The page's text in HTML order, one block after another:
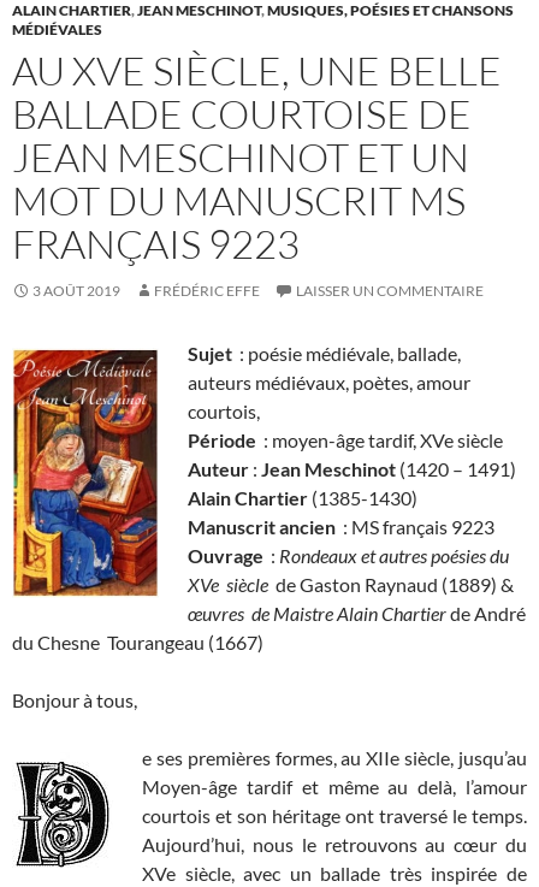
ALAIN CHARTIER,JEAN MESCHINOT,MUSIQUES, POÉSIES ET CHANSONS
MÉDIÉVALES
AU XVE SIÈCLE, UNE BELLE
BALLADE COURTOISE DE
JEAN MESCHINOT ET UN
MOT DU MANUSCRIT MS
FRANÇAIS 9223
3 AOÛT 2019 FRÉDÉRIC EFFE LAISSER UN COMMENTAIRE
Sujet : poésie médiévale, ballade,
auteurs médiévaux, poètes, amour
courtois,
Période : moyen-âge tardif, XVe siècle
Auteur : Jean Meschinot (1420 – 1491)
Alain Chartier (1385-1430)
Manuscrit ancien : MS français 9223
Ouvrage : Rondeaux et autres poésies du
XVe siècle de Gaston Raynaud (1889) &
œuvres de Maistre Alain Chartierde André
du Chesne Tourangeau (1667)
Bonjour à tous,
e ses premières formes, au XIIe siècle, jusqu’au
Moyen-âge tardif et même au delà, l’amour
courtois et son héritage ont traversé le temps.
Aujourd’hui, nous le retrouvons au cœur du
XVe siècle, avec un ballade très inspirée de